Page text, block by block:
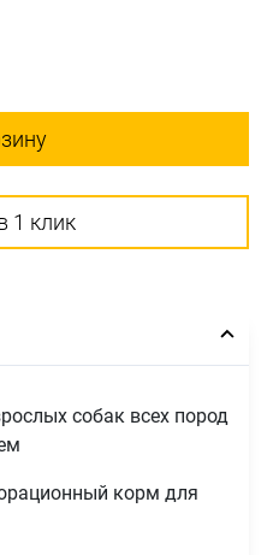
1 клик
собак всех пород
корм для